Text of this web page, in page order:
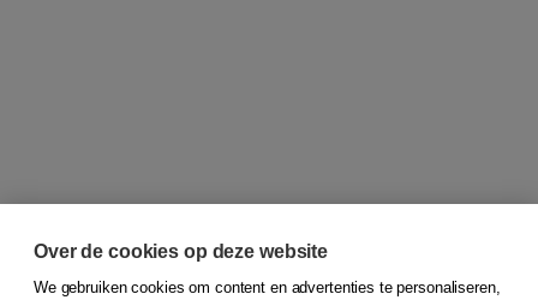
Over de cookies op deze website
We gebruiken cookies om content en advertenties te personaliseren,